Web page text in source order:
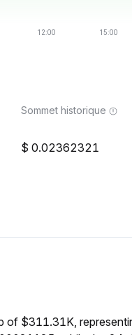
Sommet historique
0.02362321
$311.31K,